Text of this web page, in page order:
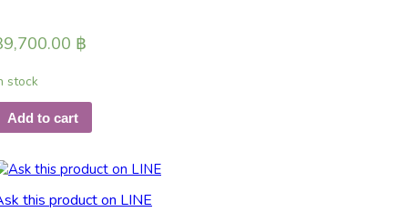
฿
stock
Add to cart
this product on LINE